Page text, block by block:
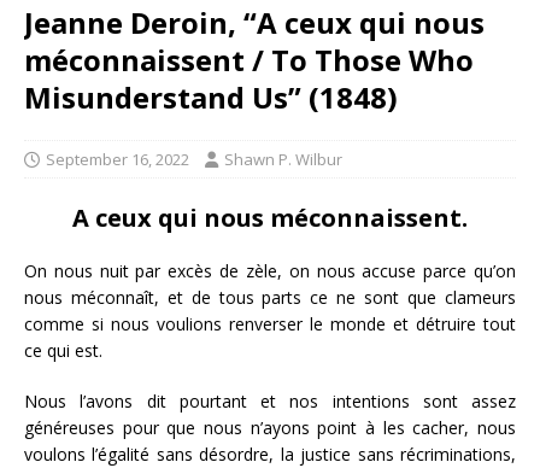
Jeanne Deroin, “A ceux qui nous
méconnaissent / To Those Who
Misunderstand Us” (1848)
September 16, 2022 Shawn P. Wilbur
A ceux qui nous méconnaissent.
On nous nuit par excès de zèle, on nous accuse parce qu’on
nous méconnaît, et de tous parts ce ne sont que clameurs
comme si nous voulions renverser le monde et détruire tout
ce qui est.
Nous l’avons dit pourtant et nos intentions sont assez
généreuses pour que nous n’ayons point à les cacher, nous
voulons l’égalité sans désordre, la justice sans récriminations,